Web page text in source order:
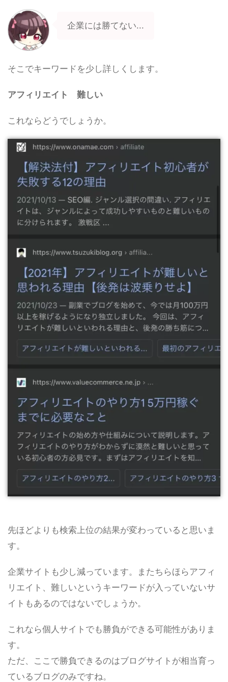
企業には勝てない...
そこでキーワードを少し詳しくします。
アフィリエイト 難しい
これならどうでしょうか。
先ほどよりも検索上位の結果が変わっていると思いま
す。
企業サイトも少し減っています。またちらほらアフィ
リエイト、難しいというキーワードが入っていないサ
イトもあるのではないでしょうか。
これなら個人サイトでも勝負ができる可能性がありま
す。
ただ、ここで勝負できるのはブログサイトが相当育っ
ているブログのみですね。